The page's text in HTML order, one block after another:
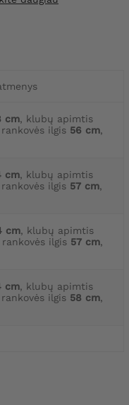
cm, klubų apimtis
ilgis 56 cm,
cm, klubų apimtis
ilgis 57 cm,
cm, klubų apimtis
rankovės ilgis 57 cm,
cm, klubų apimtis
ilgis 58 cm,